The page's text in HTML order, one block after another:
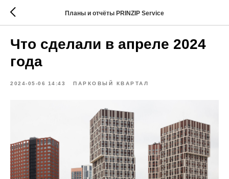
Планы и отчёты PRINZIP Service
Что сделали в апреле 2024
года
2024-05-06 14:43 ПАРКОВЫЙ КВАРТАЛ